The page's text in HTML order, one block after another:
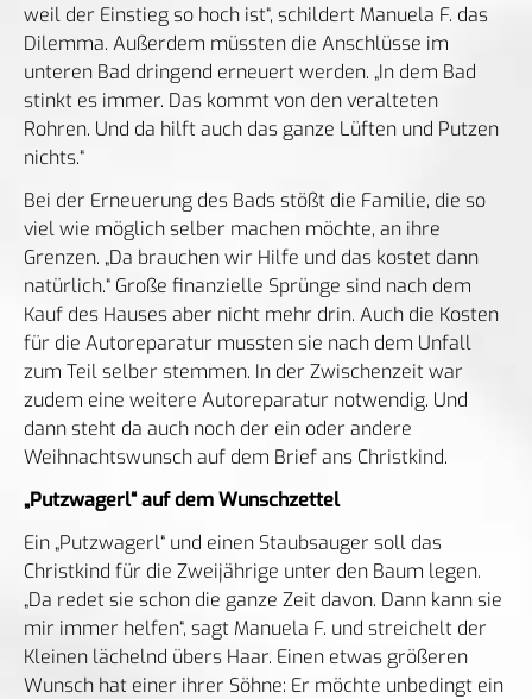
weil der Einstieg so hoch ist“, schildert Manuela F. das
Dilemma. Außerdem müssten die Anschlüsse im
unteren Bad dringend erneuert werden. „In dem Bad
stinkt es immer. Das kommt von den veralteten
Rohren. Und da hilft auch das ganze Lüften und Putzen
nichts.“
Bei der Erneuerung des Bads stößt die Familie, die so
viel wie möglich selber machen möchte, an ihre
Grenzen. „Da brauchen wir Hilfe und das kostet dann
natürlich.“ Große finanzielle Sprünge sind nach dem
Kauf des Hauses aber nicht mehr drin. Auch die Kosten
für die Autoreparatur mussten sie nach dem Unfall
zum Teil selber stemmen. In der Zwischenzeit war
zudem eine weitere Autoreparatur notwendig. Und
dann steht da auch noch der ein oder andere
Weihnachtswunsch auf dem Brief ans Christkind.
„Putzwagerl“ auf dem Wunschzettel
Ein „Putzwagerl“ und einen Staubsauger soll das
Christkind für die Zweijährige unter den Baum legen.
„Da redet sie schon die ganze Zeit davon. Dann kann sie
mir immer helfen“, sagt Manuela F. und streichelt der
Kleinen lächelnd übers Haar. Einen etwas größeren
Wunsch hat einer ihrer Söhne: Er möchte unbedingt ein